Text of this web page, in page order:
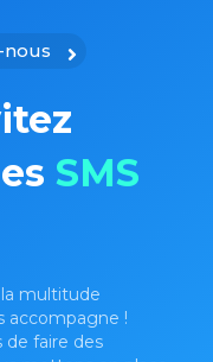
SMS
multitude
accompagne !
de faire des